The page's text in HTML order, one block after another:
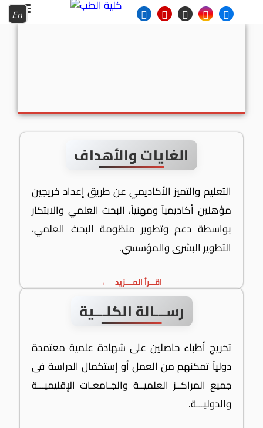
En
الغايات والأهداف
التعليم والتميز الأكاديمي عن طريق إعداد خريجين
مؤهلين أكاديمياً ومهنياً، البحث العلمي والابتكار
بواسطة دعم وتطوير منظومة البحث العلمي،
التطوير البشرى والمؤسسي.
اقـــرأ المــــزيد
رســـالة الكلـــية
تخريج أطباء حاصلين على شهادة علمية معتمدة
دولياً تمكنهم من العمل أو إستكمال الدراسة فى
جميع المراكــز العلميــة والجـامعـات الإقليميـــة
والدوليـــة.